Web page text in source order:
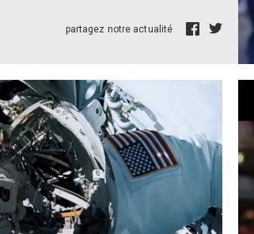
partagez notre actualité